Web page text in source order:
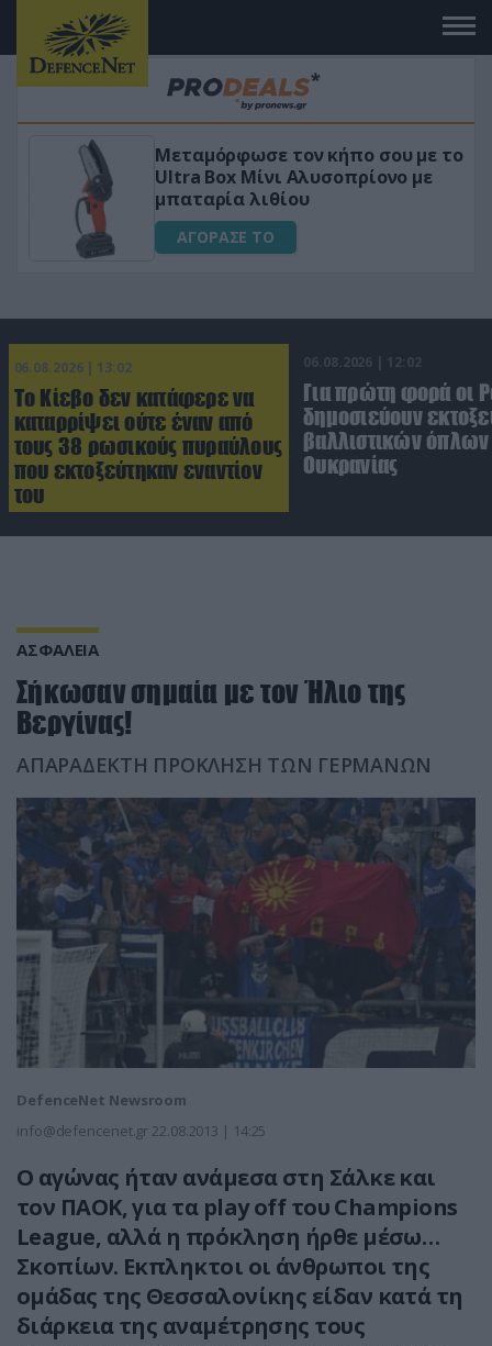
Μεταμόρφωσε τον κήπο σου με το
Ultra Box Μίνι Αλυσοπρίονο με
μπαταρία λιθίου
ΑΓΟΡΑΣΕ ΤΟ
06.08.2026 | 13:02
Το Κίεβο δεν κατάφερε να
καταρρίψει ούτε έναν από
τους 38 ρωσικούς πυραύλους
που εκτοξεύτηκαν εναντίον
του
06.08.2026 | 12:02
Για πρώτη φορά οι
δημοσιεύουν
βαλλιστικών όπλων
Ουκρανίας
ΑΣΦΑΛΕΙΑ
Σήκωσαν σημαία με τον Ήλιο της
Βεργίνας!
ΑΠΑΡΑΔΕΚΤΗ ΠΡΟΚΛΗΣΗ ΤΩΝ ΓΕΡΜΑΝΩΝ
DefenceNet Newsroom
info@defencenet.gr 22.08.2013 | 14:25
Ο αγώνας ήταν ανάμεσα στη Σάλκε και
τον ΠΑΟΚ, για τα play off του Champions
League, αλλά η πρόκληση ήρθε μέσω…
Σκοπίων. Εκπληκτοι οι άνθρωποι της
ομάδας της Θεσσαλονίκης είδαν κατά τη
διάρκεια της αναμέτρησης τους